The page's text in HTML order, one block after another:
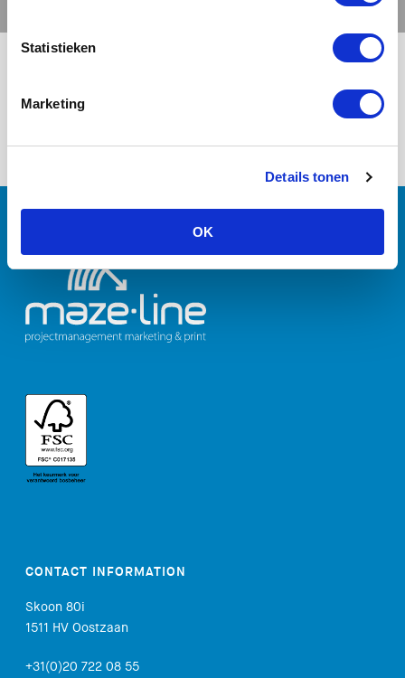
Statistieken
Marketing
Details tonen
OK
CONTACT INFORMATION
Skoon 80i
1511 HV Oostzaan
+31(0)20 722 08 55